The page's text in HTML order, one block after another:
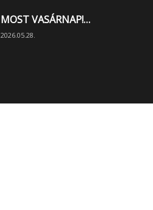
MOST VASÁRNAP!…
2026.05.28.